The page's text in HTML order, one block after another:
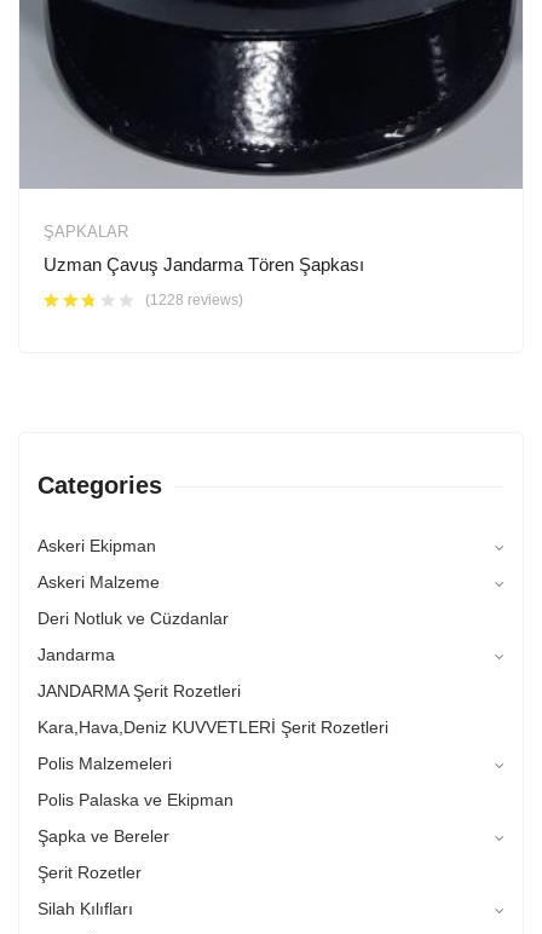
ŞAPKALAR
Uzman Çavuş Jandarma Tören Şapkası
(1228 reviews)
Categories
Askeri Ekipman
Askeri Malzeme
Deri Notluk ve Cüzdanlar
Jandarma
JANDARMA Şerit Rozetleri
Kara,Hava,Deniz KUVVETLERİ Şerit Rozetleri
Polis Malzemeleri
Polis Palaska ve Ekipman
Şapka ve Bereler
Şerit Rozetler
Silah Kılıfları